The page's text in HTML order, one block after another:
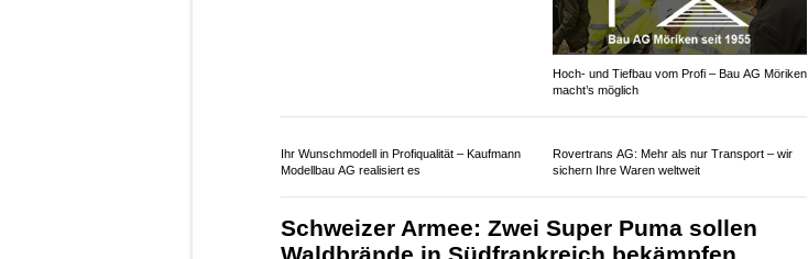
Hoch- und Tiefbau vom Profi – Bau AG Möriken
macht’s möglich
Ihr Wunschmodell in Profiqualität – Kaufmann
Rovertrans AG: Mehr als nur Transport – wir